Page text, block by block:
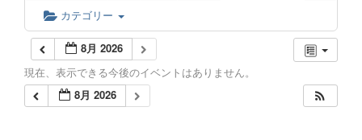
カテゴリー
8月 2026
現在、表示できる今後のイベントはありません。
8月 2026